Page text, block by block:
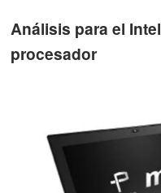
Análisis para el
procesador